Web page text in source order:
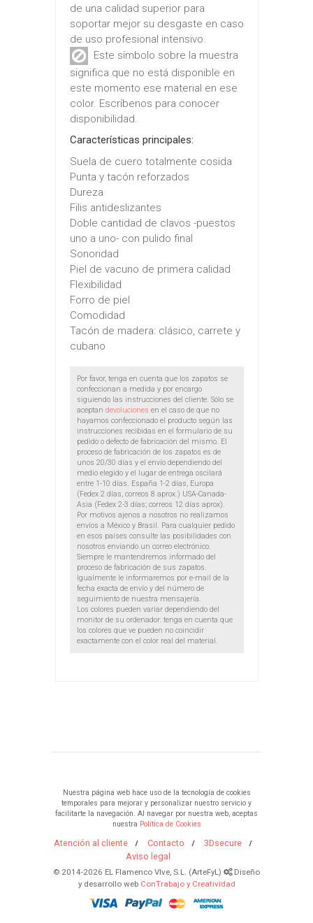
de una calidad superior para
soportar mejor su desgaste en caso
de uso profesional intensivo.
Este símbolo sobre la muestra
significa que no está disponible en
este momento ese material en ese
color. Escríbenos para conocer
disponibilidad.
Características principales:
Suela de cuero totalmente cosida
Punta y tacón reforzados
Dureza
Filis antideslizantes
Doble cantidad de clavos -puestos
uno a uno- con pulido final
Sonoridad
Piel de vacuno de primera calidad
Flexibilidad
Forro de piel
Comodidad
Tacón de madera: clásico, carrete y
cubano
Por favor, tenga en cuenta que los zapatos se
confeccionan a medida y por encargo
siguiendo las instrucciones del cliente. Sólo se
aceptan devoluciones en el caso de que no
hayamos confeccionado el producto según las
instrucciones recibidas en el formulario de su
pedido o defecto de fabricación del mismo. El
proceso de fabricación de los zapatos es de
unos 20/30 días y el envío dependiendo del
medio elegido y el lugar de entrega oscilará
entre 1-10 días. España 1-2 días, Europa
(Fedex 2 días, correos 8 aprox.) USA-Canada-
Asia (Fedex 2-3 días; correos 12 días aprox).
Por motivos ajenos a nosotros no realizamos
envíos a México y Brasil. Para cualquier pedido
en esos países consulte las posibilidades con
nosotros enviando un correo electrónico.
Siempre le mantendremos informado del
proceso de fabricación de sus zapatos.
Igualmente le informaremos por e-mail de la
fecha exacta de envío y del número de
seguimiento de nuestra mensajería.
Los colores pueden variar dependiendo del
monitor de su ordenador: tenga en cuenta que
los colores que ve pueden no coincidir
exactamente con el color real del material.
Nuestra página web hace uso de la tecnología de cookies
temporales para mejorar y personalizar nuestro servicio y
facilitarte la navegación. Al navegar por nuestra web, aceptas
nuestra Política de Cookies
Atención al cliente Contacto
3Dsecure
Aviso legal
© 2014-2026 EL Flamenco VIve, S.L. (ArteFyL)
Diseño
y desarrollo web ConTrabajo y Creatividad